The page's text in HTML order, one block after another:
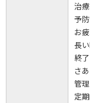
治
予
お
長
終
さ
管
定